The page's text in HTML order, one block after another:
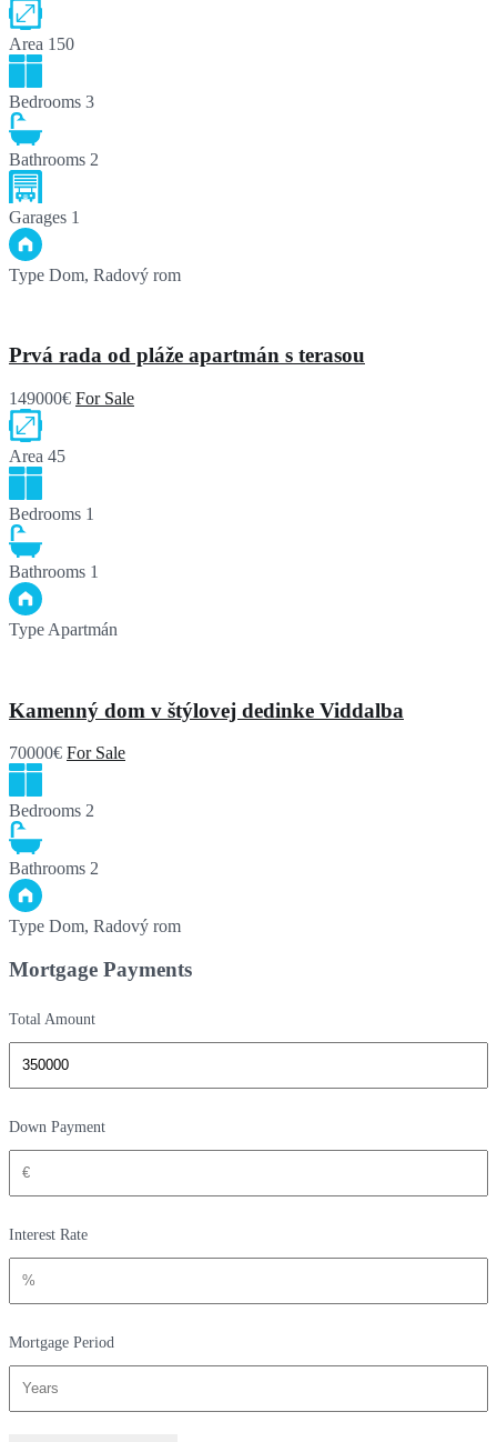
Area 150
Bedrooms 3
Bathrooms 2
Garages 1
Type Dom, Radový rom
Prvá rada od pláže apartmán s terasou
149000€ For Sale
Area 45
Bedrooms 1
Bathrooms 1
Type Apartmán
Kamenný dom v štýlovej dedinke Viddalba
70000€ For Sale
Bedrooms 2
Bathrooms 2
Type Dom, Radový rom
Mortgage Payments
Total Amount
Down Payment
Interest Rate
Mortgage Period